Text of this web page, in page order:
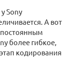
Sony
А вот
постоянным
более гибкое,
кодирования